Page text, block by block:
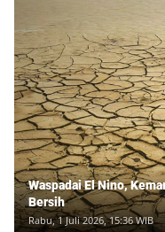
Waspadai El Nino,
Bersih
Rabu, 1 Juli 2026, 15:36 WIB